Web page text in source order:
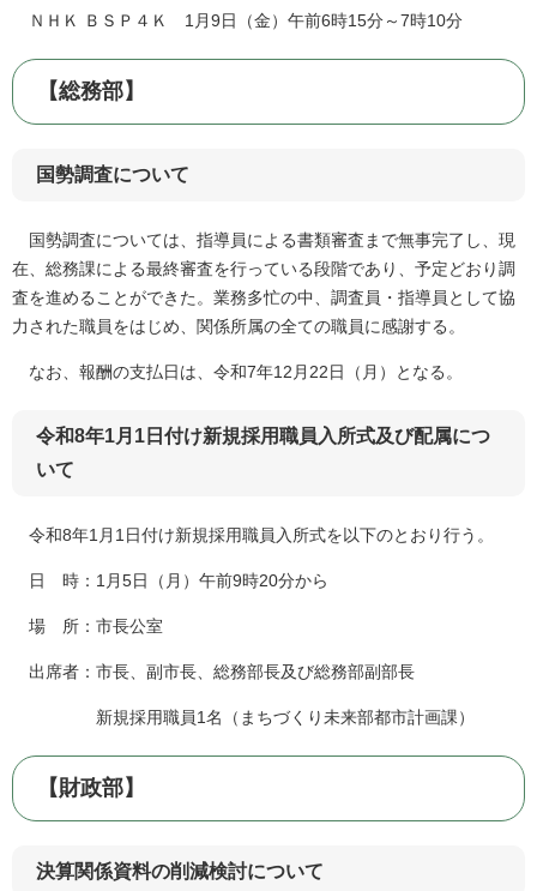
ＮＨＫ ＢＳＰ４Ｋ 1月9日（金）午前6時15分～7時10分
【総務部】
国勢調査について
国勢調査については、指導員による書類審査まで無事完了し、現
在、総務課による最終審査を行っている段階であり、予定どおり調
査を進めることができた。業務多忙の中、調査員・指導員として協
力された職員をはじめ、関係所属の全ての職員に感謝する。
なお、報酬の支払日は、令和7年12月22日（月）となる。
令和8年1月1日付け新規採用職員入所式及び配属につ
いて
令和8年1月1日付け新規採用職員入所式を以下のとおり行う。
日 時：1月5日（月）午前9時20分から
場 所：市長公室
出席者：市長、副市長、総務部長及び総務部副部長
新規採用職員1名（まちづくり未来部都市計画課）
【財政部】
決算関係資料の削減検討について